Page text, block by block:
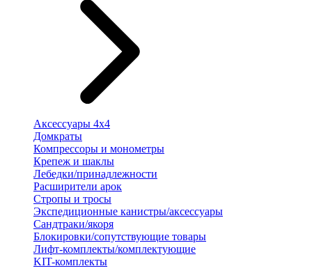
Аксессуары 4х4
Домкраты
Компрессоры и монометры
Крепеж и шаклы
Лебедки/принадлежности
Расширители арок
Стропы и тросы
Экспедиционные канистры/аксессуары
Сандтраки/якоря
Блокировки/сопутствующие товары
Лифт-комплекты/комплектующие
KIT-комплекты